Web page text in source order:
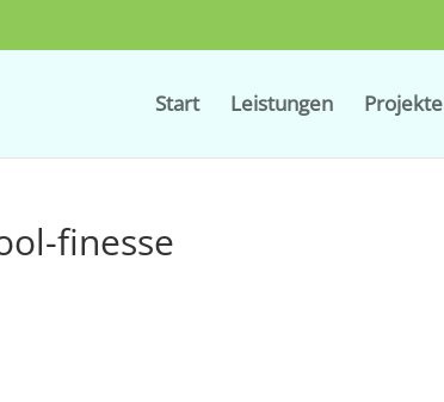
Start Leistungen Projekte
finesse